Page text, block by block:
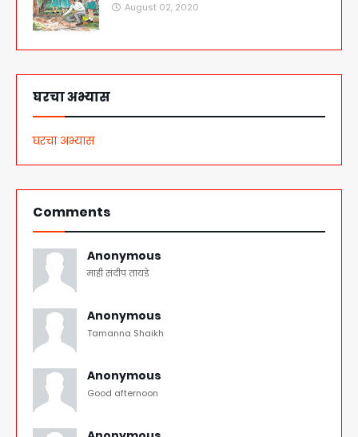
August 02, 2020
घरचा अभ्यास
घरचा अभ्यास
Comments
Anonymous
माही संदीप तायडे
Anonymous
Tamanna Shaikh
Anonymous
Good afternoon